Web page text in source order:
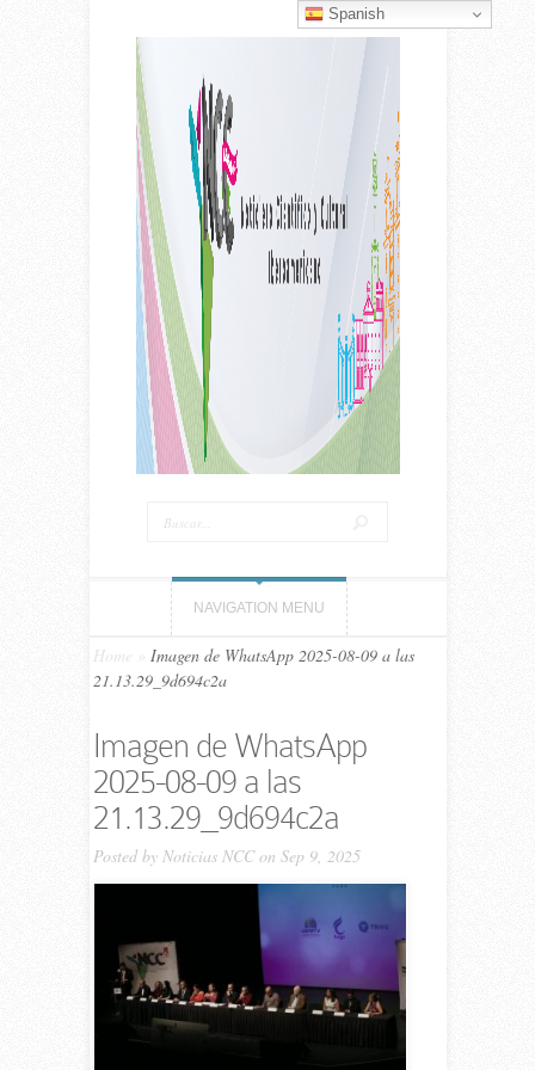
NAVIGATION MENU
Home
Imagen de WhatsApp 2025-08-09 a las
21.13.29_9d694c2a
Imagen de WhatsApp
2025-08-09 a las
21.13.29_9d694c2a
Posted by Noticias NCCon Sep 9, 2025
Spanish